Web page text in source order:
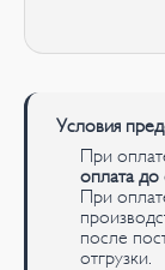
Условия
При
оплата до
При
после
отгрузки.